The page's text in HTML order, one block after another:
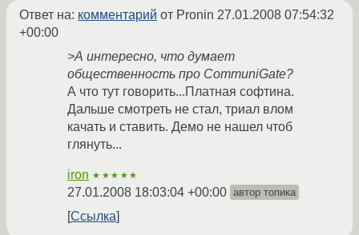
Ответ на: комментарий от Pronin 27.01.2008 07:54:32
+00:00
>А интересно, что думает
общественность про CommuniGate?
А что тут говорить...Платная софтина.
Дальше смотреть не стал, триал влом
качать и ставить. Демо не нашел чтоб
глянуть...
iron ★★★★★
27.01.2008 18:03:04 +00:00 автор топика
Ссылка